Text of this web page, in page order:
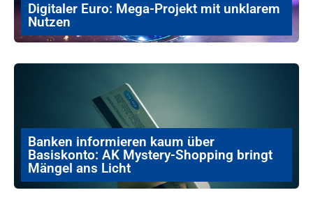
Digitaler Euro: Mega-Projekt mit unklarem
Nutzen
Banken informieren kaum über
Basiskonto: AK Mystery-Shopping bringt
Mängel ans Licht